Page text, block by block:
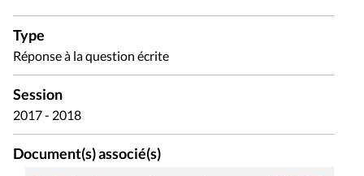
Type
Réponse à la question écrite
Session
2017 - 2018
Document(s) associé(s)